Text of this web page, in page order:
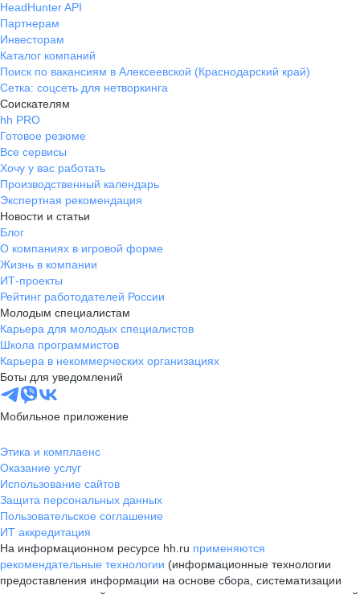
HeadHunter API
Партнерам
Инвесторам
Каталог компаний
Поиск по вакансиям в Алексеевской (Краснодарский край)
Сетка: соцсеть для нетворкинга
Соискателям
hh PRO
Готовое резюме
Все сервисы
Хочу у вас работать
Производственный календарь
Экспертная рекомендация
Новости и статьи
Блог
О компаниях в игровой форме
Жизнь в компании
ИТ-проекты
Рейтинг работодателей России
Молодым специалистам
Карьера для молодых специалистов
Школа программистов
Карьера в некоммерческих организациях
Боты для уведомлений
Мобильное приложение
Этика и комплаенс
Оказание услуг
Использование сайтов
Защита персональных данных
Пользовательское соглашение
ИТ аккредитация
На информационном ресурсе hh.ru применяются
рекомендательные технологии (информационные технологии
предоставления информации на основе сбора, систематизации